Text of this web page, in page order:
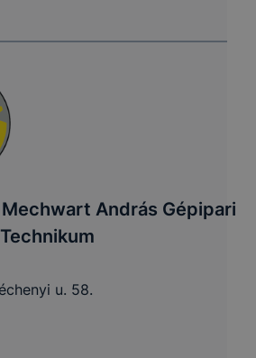
András Gépipari
u. 58.